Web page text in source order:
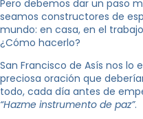
Pero debemos dar un paso
seamos constructores de
mundo: en casa, en el
¿Cómo hacerlo?
San Francisco de Asís nos
preciosa oración que
todo, cada día antes de
“Hazme instrumento de paz”.